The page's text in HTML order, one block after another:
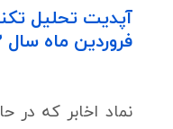
فروردین ماه سال 1402
نماد اخابر که در